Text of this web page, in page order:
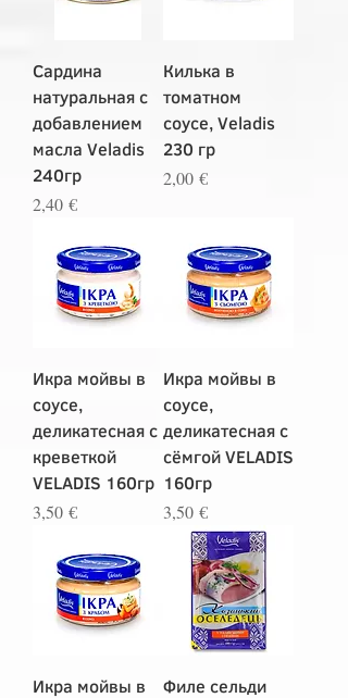
Сардина
натуральная с
добавлением
масла Veladis
240гр
Цена
2,40 €
Килька в
томатном
соусе, Veladis
230 гр
Цена
2,00 €
Икра мойвы в
соусе,
деликатесная с
креветкой
VELADIS 160гр
Цена
3,50 €
Икра мойвы в
соусе,
деликатесная с
сёмгой VELADIS
160гр
Цена
3,50 €
Икра мойвы в
Филе сельди